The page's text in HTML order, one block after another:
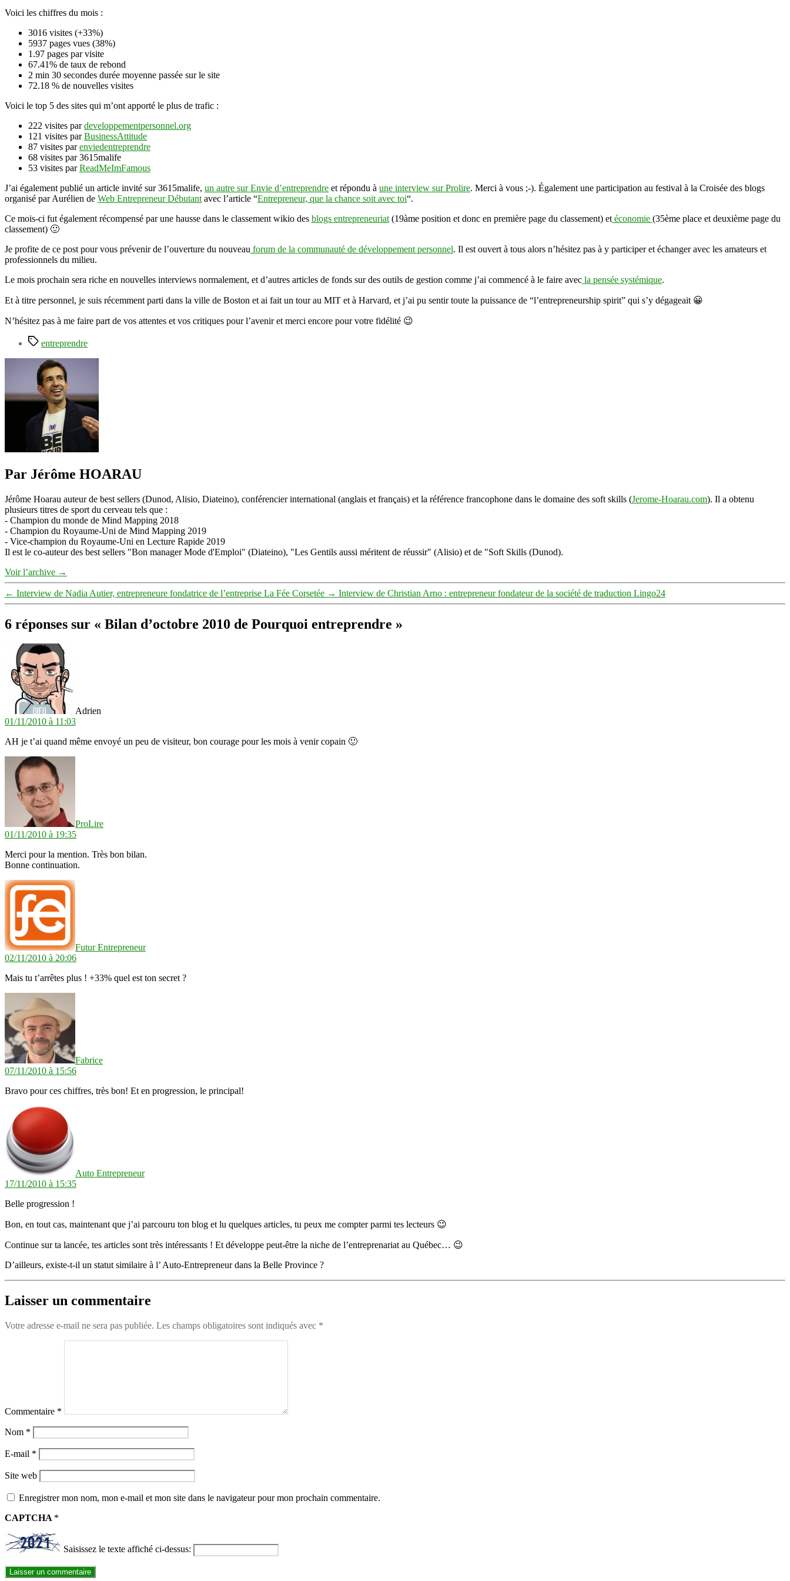
Voici les chiffres du mois :
3016 visites (+33%)
5937 pages vues (38%)
1.97 pages par visite
67.41% de taux de rebond
2 min 30 secondes durée moyenne passée sur le site
72.18 % de nouvelles visites
Voici le top 5 des sites qui m’ont apporté le plus de trafic :
222 visites pardeveloppementpersonnel.org
121 visites parBusinessAttitude
87 visites parenviedentreprendre
68 visites par 3615malife
53 visites parReadMeImFamous
J’ai également publié un article invité sur 3615malife, un autre sur Envie d’entreprendre et répondu à une interview sur Prolire. Merci à vous ;-). Également une participation au festival à la Croisée des blogs
organisé par Aurélien de Web Entrepreneur Débutant avec l’article “Entrepreneur, que la chance soit avec toi“.
Ce mois-ci fut également récompensé par une hausse dans le classement wikio des blogs entrepreneuriat (19àme position et donc en première page du classement) et économie (35ème place et deuxième page du
classement) 🙂
Je profite de ce post pour vous prévenir de l’ouverture du nouveau forum de la communauté de développement personnel. Il est ouvert à tous alors n’hésitez pas à y participer et échanger avec les amateurs et
professionnels du milieu.
Le mois prochain sera riche en nouvelles interviews normalement, et d’autres articles de fonds sur des outils de gestion comme j’ai commencé à le faire avec la pensée systémique.
Et à titre personnel, je suis récemment parti dans la ville de Boston et ai fait un tour au MIT et à Harvard, et j’ai pu sentir toute la puissance de “l’entrepreneurship spirit” qui s’y dégageait 😀
N’hésitez pas à me faire part de vos attentes et vos critiques pour l’avenir et merci encore pour votre fidélité 😉
Étiquettes
entreprendre
Par Jérôme HOARAU
Jérôme Hoarau auteur de best sellers (Dunod, Alisio, Diateino), conférencier international (anglais et français) et la référence francophone dans le domaine des soft skills (Jerome-Hoarau.com). Il a obtenu
plusieurs titres de sport du cerveau tels que :
- Champion du monde de Mind Mapping 2018
- Champion du Royaume-Uni de Mind Mapping 2019
- Vice-champion du Royaume-Uni en Lecture Rapide 2019
Il est le co-auteur des best sellers "Bon manager Mode d'Emploi" (Diateino), "Les Gentils aussi méritent de réussir" (Alisio) et de "Soft Skills (Dunod).
Voir l’archive →
← Interview de Nadia Autier, entrepreneure fondatrice de l’entreprise La Fée Corsetée → Interview de Christian Arno : entrepreneur fondateur de la société de traduction Lingo24
6 réponses sur « Bilan d’octobre 2010 de Pourquoi entreprendre »
Adrien
01/11/2010 à 11:03
AH je t’ai quand même envoyé un peu de visiteur, bon courage pour les mois à venir copain 🙂
ProLire
01/11/2010 à 19:35
Merci pour la mention. Très bon bilan.
Bonne continuation.
Futur Entrepreneur
02/11/2010 à 20:06
Mais tu t’arrêtes plus ! +33% quel est ton secret ?
Fabrice
07/11/2010 à 15:56
Bravo pour ces chiffres, très bon! Et en progression, le principal!
Auto Entrepreneur
17/11/2010 à 15:35
Belle progression !
Bon, en tout cas, maintenant que j’ai parcouru ton blog et lu quelques articles, tu peux me compter parmi tes lecteurs 😉
Continue sur ta lancée, tes articles sont très intéressants ! Et développe peut-être la niche de l’entreprenariat au Québec… 😉
D’ailleurs, existe-t-il un statut similaire à l’ Auto-Entrepreneur dans la Belle Province ?
Laisser un commentaire
Votre adresse e-mail ne sera pas publiée. Les champs obligatoires sont indiqués avec *
Commentaire *
Nom *
E-mail *
Site web
Enregistrer mon nom, mon e-mail et mon site dans le navigateur pour mon prochain commentaire.
CAPTCHA *
Saisissez le texte affiché ci-dessus: